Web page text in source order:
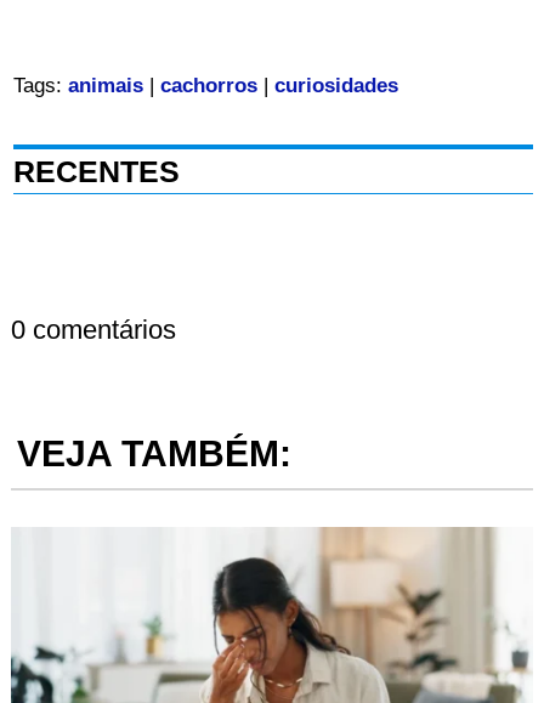
Tags: animais| cachorros| curiosidades
RECENTES
0 comentários
VEJA TAMBÉM: